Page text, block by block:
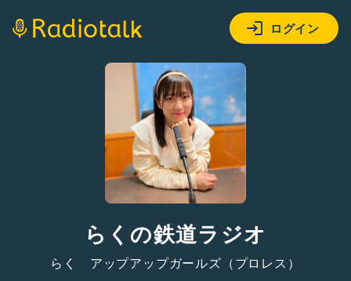
ログイン
らくの鉄道ラジオ
らく アップアップガールズ（プロレス）